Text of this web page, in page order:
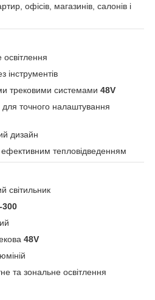
офісів, магазинів, салонів і
інструментів
трековими системами 48V
точного налаштування
дизайн
ефективним тепловідведенням
світильник
300
48V
та зональне освітлення